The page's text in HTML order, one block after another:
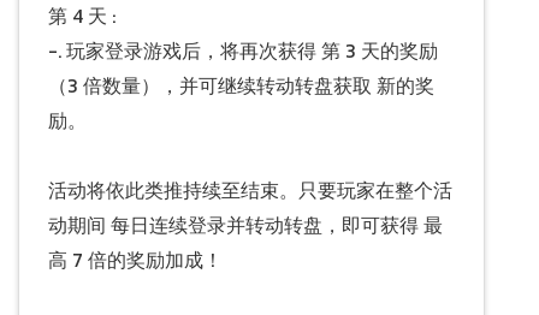
第 4 天 :
-. 玩家登录游戏后，将再次获得 第 3 天的奖励
（3 倍数量），并可继续转动转盘获取 新的奖
励。
活动将依此类推持续至结束。只要玩家在整个活
动期间 每日连续登录并转动转盘，即可获得 最
高 7 倍的奖励加成！